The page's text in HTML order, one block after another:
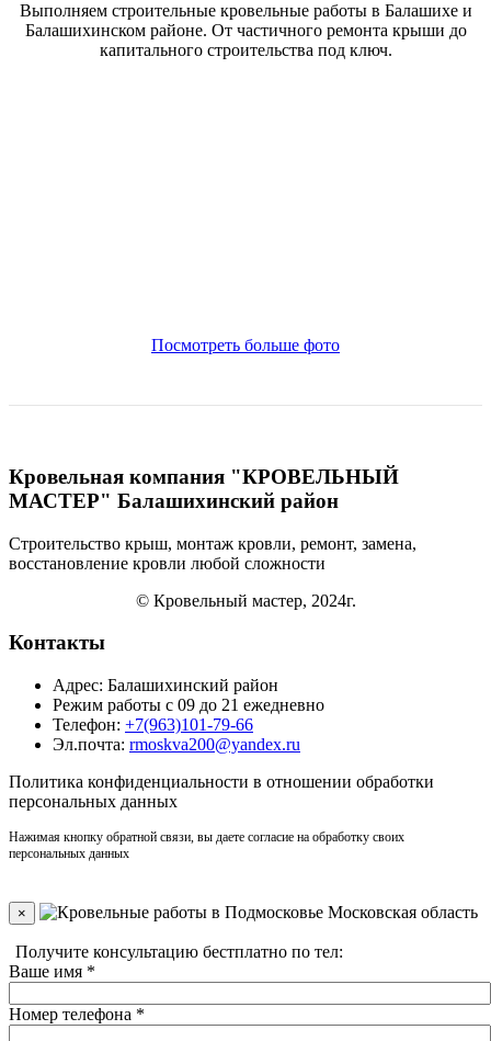
Выполняем строительные кровельные работы в Балашихе и
Балашихинском районе. От частичного ремонта крыши до
капитального строительства под ключ.
Посмотреть больше фото
Кровельная компания "КРОВЕЛЬНЫЙ
МАСТЕР" Балашихинский район
Строительство крыш, монтаж кровли, ремонт, замена,
восстановление кровли любой сложности
© Кровельный мастер, 2024г.
Контакты
Адрес: Балашихинский район
Режим работы с 09 до 21 ежедневно
Телефон: +7(963)101-79-66
Эл.почта: rmoskva200@yandex.ru
Политика конфиденциальности в отношении обработки
персональных данных
Нажимая кнопку обратной связи, вы даете согласие на обработку своих
персональных данных
×
Получите консультацию бестплатно по тел:
Ваше имя *
Номер телефона *